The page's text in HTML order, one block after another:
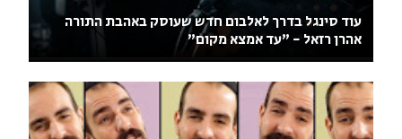
עוד סינגל בדרך לאלבום חדש שעוסק באהבת התורה
אהרן רזאל - "עד אמצא מקום"